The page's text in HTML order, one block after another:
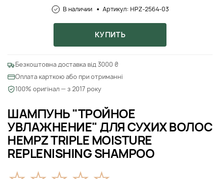
ШАМПУНЬ "ТРОЙНОЕ
УВЛАЖНЕНИЕ" ДЛЯ СУХИХ ВОЛОС
HEMPZ TRIPLE MOISTURE
REPLENISHING SHAMPOO
В наличии Артикул: HPZ-2564-03
КУПИТЬ
Безкоштовна доставка від 3000 ₴
Оплата карткою або при отриманні
100% оригінал — з 2017 року